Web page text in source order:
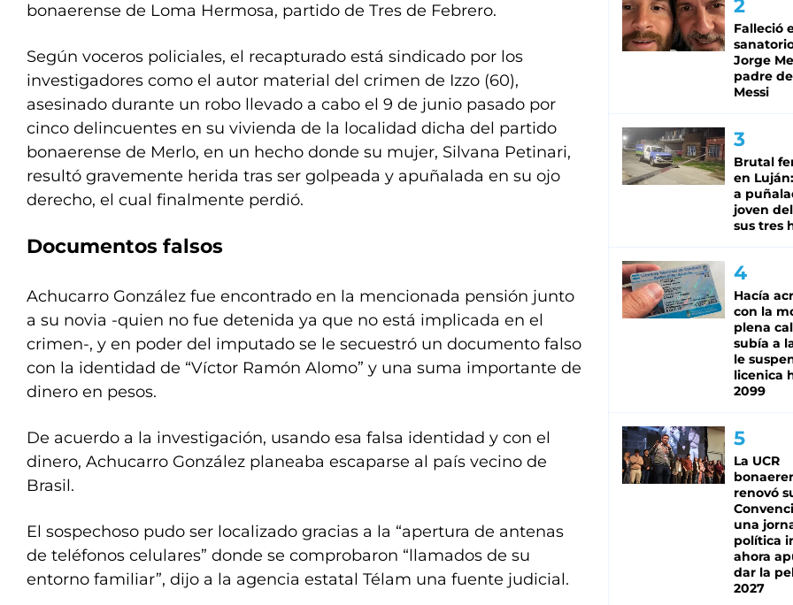
bonaerense de Loma Hermosa, partido de Tres de Febrero.
Según voceros policiales, el recapturado está sindicado por los
investigadores como el autor material del crimen de Izzo (60),
asesinado durante un robo llevado a cabo el 9 de junio pasado por
cinco delincuentes en su vivienda de la localidad dicha del partido
bonaerense de Merlo, en un hecho donde su mujer, Silvana Petinari,
resultó gravemente herida tras ser golpeada y apuñalada en su ojo
derecho, el cual finalmente perdió.
Documentos falsos
Achucarro González fue encontrado en la mencionada pensión junto
a su novia -quien no fue detenida ya que no está implicada en el
crimen-, y en poder del imputado se le secuestró un documento falso
con la identidad de “Víctor Ramón Alomo” y una suma importante de
dinero en pesos.
De acuerdo a la investigación, usando esa falsa identidad y con el
dinero, Achucarro González planeaba escaparse al país vecino de
Brasil.
El sospechoso pudo ser localizado gracias a la “apertura de antenas
de teléfonos celulares” donde se comprobaron “llamados de su
entorno familiar”, dijo a la agencia estatal Télam una fuente judicial.
Falleció
Jorge
padre
Messi
Brutal
en
a
joven
sus tres
Hacía
con la
plena
subía a
le
licenica
2099
La UCR
renovó
una
política
ahora
dar la
2027